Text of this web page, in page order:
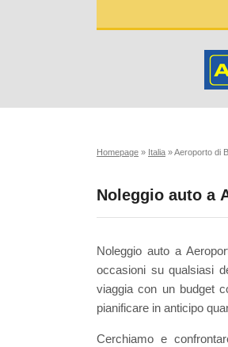
Homepage » Italia »Aeroporto di
Noleggio auto a
Noleggio auto a
occasioni su qualsiasi
viaggia con un budget
pianificare in anticipo
Cerchiamo e